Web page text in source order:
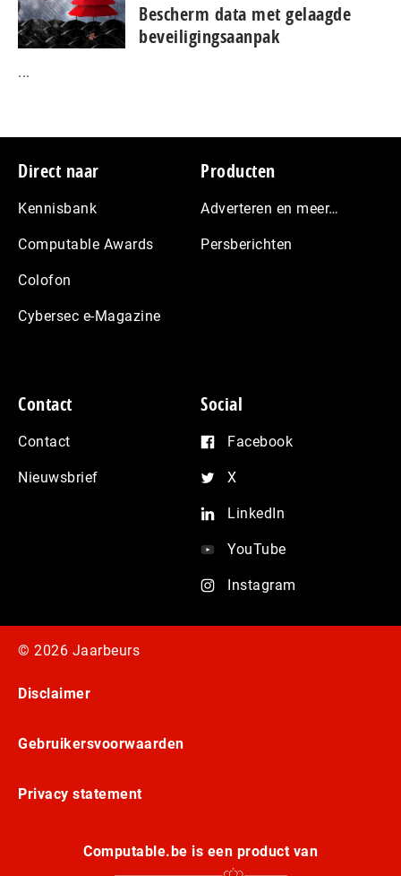
Bescherm data met gelaagde
beveiligingsaanpak
...
Footer
Direct naar
Kennisbank
Computable Awards
Colofon
Cybersec e-Magazine
Producten
Adverteren en meer…
Persberichten
Contact
Contact
Nieuwsbrief
Social
Facebook
X
LinkedIn
YouTube
Instagram
© 2026 Jaarbeurs
Disclaimer
Gebruikersvoorwaarden
Privacy statement
Computable.be is een product van